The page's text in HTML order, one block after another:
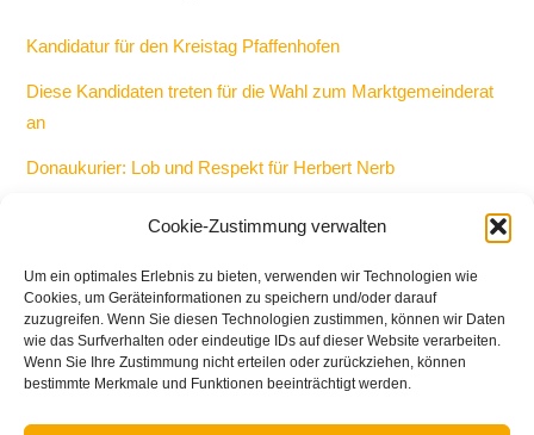
Cookie-Zustimmung verwalten
Um ein optimales Erlebnis zu bieten, verwenden wir Technologien wie
Cookies, um Geräteinformationen zu speichern und/oder darauf
zuzugreifen. Wenn Sie diesen Technologien zustimmen, können wir Daten
wie das Surfverhalten oder eindeutige IDs auf dieser Website verarbeiten.
Wenn Sie Ihre Zustimmung nicht erteilen oder zurückziehen, können
bestimmte Merkmale und Funktionen beeinträchtigt werden.
Kandidatur für den Kreistag Pfaffenhofen
Diese Kandidaten treten für die Wahl zum Marktgemeinderat
an
Donaukurier: Lob und Respekt für Herbert Nerb
Bericht: 50-Jahr-Feier bei den Freien Wählern in Manching